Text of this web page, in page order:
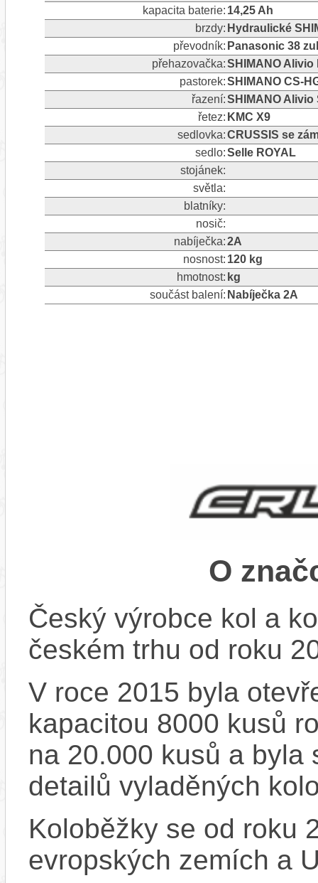
kapacita baterie: 14,25 Ah
brzdy: Hydraulické
převodník: Panasonic 38
přehazovačka:SHIMANO Alivio
pastorek:SHIMANO CS-
řazení:SHIMANO Alivio
řetez: KMC X9
sedlovka:CRUSSIS se
sedlo:Selle ROYAL
stojánek:
světla:
blatníky:
nosič:
nabíječka:2A
nosnost: 120 kg
hmotnost: kg
součást balení: Nabíječka 2A
O
Český výrobce kol a
českém trhu od roku
V roce 2015 byla
kapacitou 8000 kusů
na 20.000 kusů a byla
detailů vyladěných
Koloběžky se od roku
evropských zemích a